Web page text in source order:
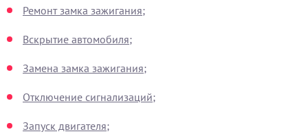
Ремонт замка зажигания;
Вскрытие автомобиля;
Замена замка зажигания;
Отключение сигнализаций;
Запуск двигателя;